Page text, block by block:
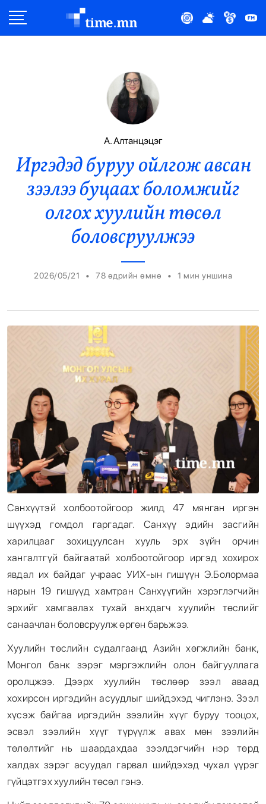
Эдийн Засаг
Нийтлэлчийн Булан
Эрүүл Мэнд
Орон Нутаг
Эрэн Сурвалжилга
А. Алтанцэцэг
Иргэдэд буруу ойлгож авсан
зээлээ буцаах боломжийг
олгох хуулийн төсөл
боловсруулжээ
2026/05/21 • 78 өдрийн өмнө • 1 мин уншина
Санхүүтэй холбоотойгоор жилд 47 мянган иргэн
шүүхэд гомдол гаргадаг. Санхүү эдийн засгийн
харилцааг зохицуулсан хууль эрх зүйн орчин
хангалтгүй байгаатай холбоотойгоор иргэд хохирох
явдал их байдаг учраас УИХ-ын гишүүн Э.Болормаа
нарын 19 гишүүд хамтран Санхүүгийн хэрэглэгчийн
эрхийг хамгаалах тухай анхдагч хуулийн төслийг
санаачлан боловсруулж өргөн барьжээ.
Хуулийн төслийн судалгаанд Азийн хөгжлийн банк,
Монгол банк зэрэг мэргэжлийн олон байгууллага
оролцжээ. Дээрх хуулийн төслөөр зээл аваад
хохирсон иргэдийн асуудлыг шийдэхэд чиглэнэ. Зээл
хүсэж байгаа иргэдийн зээлийн хүүг буруу тооцох,
эсвэл зээлийн хүүг түрүүлж авах мөн зээлийн
төлөлтийг нь шаардахдаа зээлдэгчийн нэр төрд
халдах зэрэг асуудал гарвал шийдэхэд чухал үүрэг
гүйцэтгэх хуулийн төсөл гэнэ.